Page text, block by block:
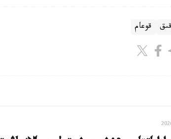
قوعام